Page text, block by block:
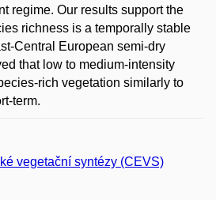
regime. Our results support the
richness is a temporally stable
Central European semi-dry
that low to medium-intensity
rich vegetation similarly to
term.
vegetační syntézy (CEVS)